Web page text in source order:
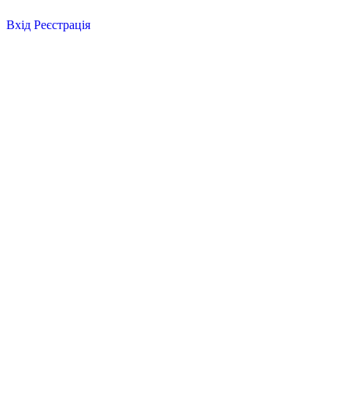
Вхід Реєстрація